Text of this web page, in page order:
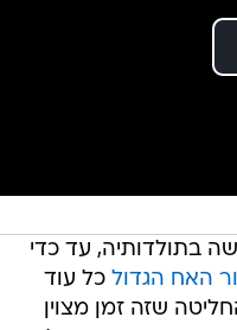
בתולדותיה, עד כדי
האח הגדול כל עוד
שזה זמן מצוין